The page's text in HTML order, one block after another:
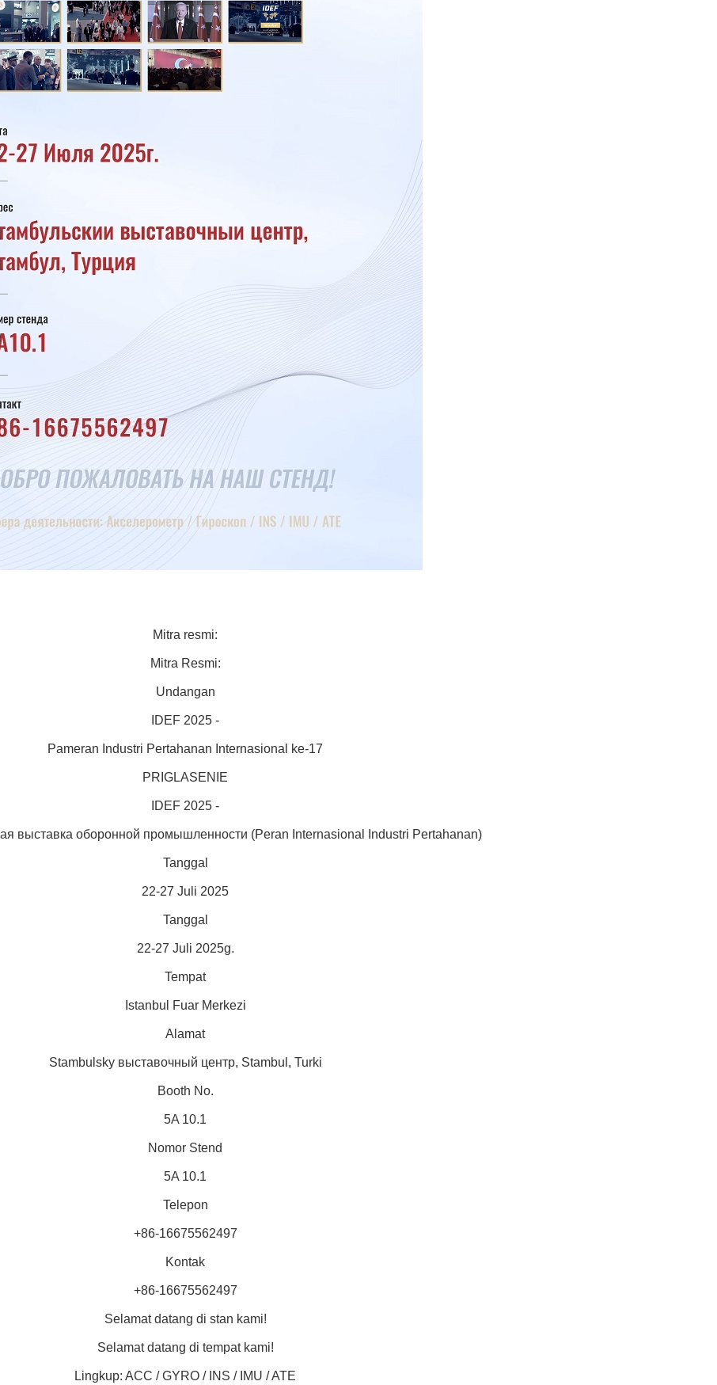
Mitra resmi:
Mitra Resmi:
Undangan
IDEF 2025 -
Pameran Industri Pertahanan Internasional ke-17
PRIGLASENIE
IDEF 2025 -
выставка оборонной промышленности (Peran Internasional Industri Pertahanan)
Tanggal
22-27 Juli 2025
Tanggal
22-27 Juli 2025g.
Tempat
Istanbul Fuar Merkezi
Alamat
Stambulsky выставочный центр, Stambul, Turki
Booth No.
5A 10.1
Nomor Stend
5A 10.1
Telepon
+86-16675562497
Kontak
+86-16675562497
Selamat datang di stan kami!
Selamat datang di tempat kami!
Lingkup: ACC / GYRO / INS / IMU / ATE